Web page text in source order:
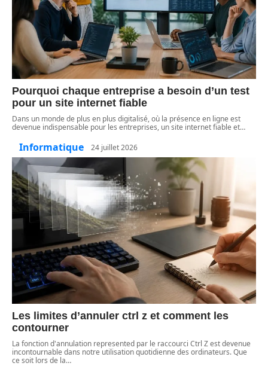
Pourquoi chaque entreprise a besoin d’un test
pour un site internet fiable
Dans un monde de plus en plus digitalisé, où la présence en ligne est
devenue indispensable pour les entreprises, un site internet fiable et…
Informatique 24 juillet 2026
Les limites d’annuler ctrl z et comment les
contourner
La fonction d'annulation represented par le raccourci Ctrl Z est devenue
incontournable dans notre utilisation quotidienne des ordinateurs. Que
ce soit lors de la…